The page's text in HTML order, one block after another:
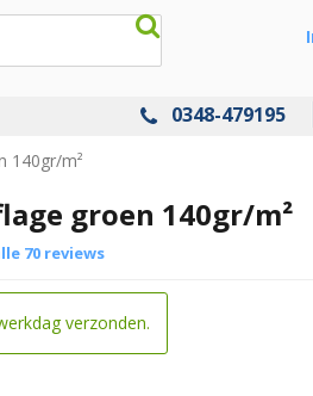
0348-479195
140gr/m²
groen 140gr/m²
70 reviews
verzonden.